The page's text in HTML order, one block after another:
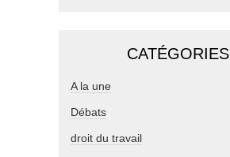
CATÉGORIES
A la une
Débats
droit du travail